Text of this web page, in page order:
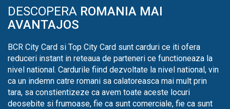
DESCOPERA ROMANIA MAI
AVANTAJOS
BCR City Card si Top City Card sunt carduri ce iti ofera
reduceri instant in reteaua de parteneri ce functioneaza la
nivel national. Cardurile fiind dezvoltate la nivel national, vin
ca un indemn catre romani sa calatoreasca mai mult prin
tara, sa constientizeze ca avem toate aceste locuri
deosebite si frumoase, fie ca sunt comerciale, fie ca sunt